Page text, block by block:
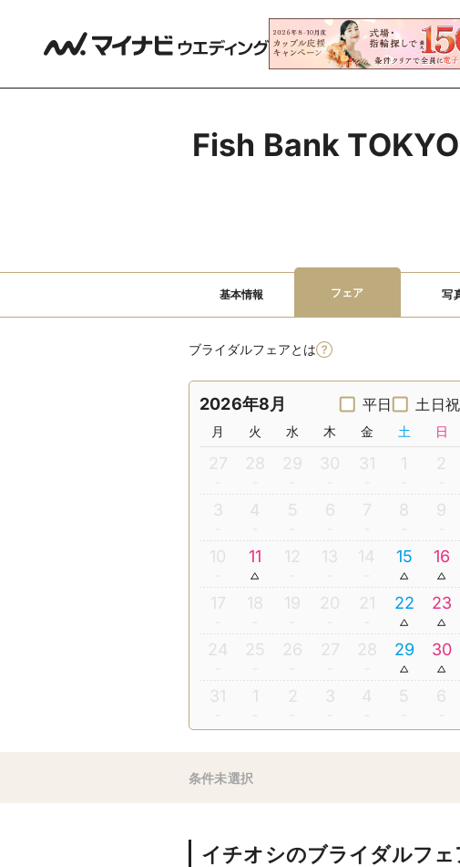
Fish Bank
基本情報 フェア 写
ブライダルフェアとは
2026年8月 平日 土日祝
月 火 水 木 金 土 日
27 28 29 30 31 1 2
3 4 5 6 7 8 9
10 11 12 13 14 15 16
17 18 19 20 21 22 23
24 25 26 27 28 29 30
31 1 2 3 4 5 6
条件未選択
イチオシのブライダルフェ